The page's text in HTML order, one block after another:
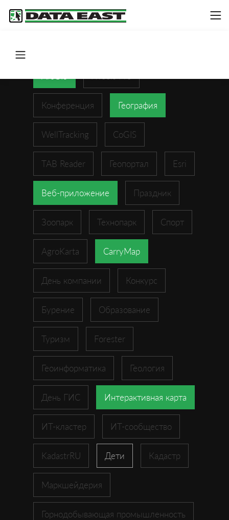
Конференция География
WellTracking CoGIS
TAB Reader Геопортал Esri
Веб-приложение Праздник
Зоопарк Технопарк Спорт
AgroKarta CarryMap
День компании Конкурс
Бурение Образование
Туризм Forester
Геоинформатика Геология
День ГИС Интерактивная карта
ИТ-кластер ИТ-сообщество
KadastrRU Дети Кадастр
Маркшейдерия
Горнодобывающая промышленность